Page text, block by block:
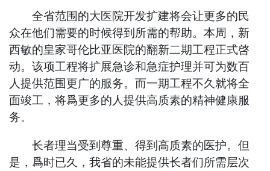
全省范围的大医院开发扩建将会让更多的民
众在他们需要的时候得到所需的帮助。本周，新
西敏的皇家哥伦比亚医院的翻新二期工程正式啓
动。该项工程将扩展急诊和急症护理并可为数百
人提供范围更广的服务。而一期工程不久就将全
面竣工，将爲更多的人提供高质素的精神健康服
务。
长者理当受到尊重、得到高质素的医护。但
是，爲时已久，我省的未能提供长者们所需层次